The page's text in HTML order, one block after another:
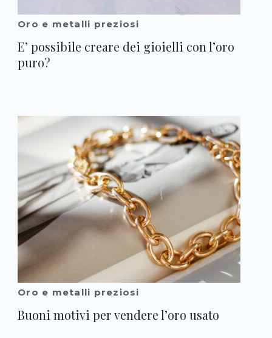
Oro e metalli preziosi
E’ possibile creare dei gioielli con l’oro
puro?
Oro e metalli preziosi
Buoni motivi per vendere l’oro usato